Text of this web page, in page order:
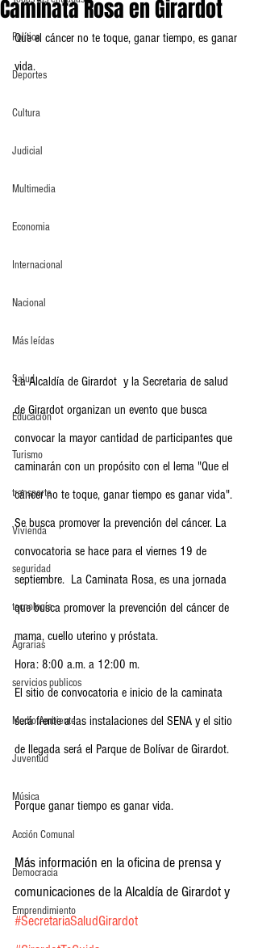
Política
Deportes
Cultura
Judicial
Multimedia
Economia
Internacional
Nacional
Más leídas
Salud
Educación
Turismo
transporte
Vivienda
seguridad
tecnología
Agrarias
servicios publicos
Medio Ambiente
Juventud
Música
Acción Comunal
Democracia
Emprendimiento
Caminata Rosa en Girardot
Que el cáncer no te toque, ganar tiempo, es ganar
vida.
La Alcaldía de Girardot  y la Secretaria de salud
de Girardot organizan un evento que busca
convocar la mayor cantidad de participantes que
caminarán con un propósito con el lema "Que el
cáncer no te toque, ganar tiempo es ganar vida".
Se busca promover la prevención del cáncer. La
convocatoria se hace para el viernes 19 de
septiembre.  La Caminata Rosa, es una jornada
que busca promover la prevención del cáncer de
mama, cuello uterino y próstata.
Hora: 8:00 a.m. a 12:00 m.
El sitio de convocatoria e inicio de la caminata
será frente a las instalaciones del SENA y el sitio
de llegada será el Parque de Bolívar de Girardot.
Porque ganar tiempo es ganar vida.
Más información en la oficina de prensa y
comunicaciones de la Alcaldía de Girardot y
#SecretariaSaludGirardot